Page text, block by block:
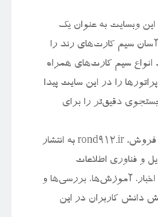
این وبسایت به عنوان یک
آسان سیم کارت‌های رند را
انواع سیم کارت‌های همراه
۰۹۱۲ و سایر اپراتورها را در این سایت پیدا
دقیق‌تر را برای
علاوه بر خرید و فروش، rond912.ir به انتشار
و فناوری اطلاعات
آموزش‌ها، بررسی‌ها و
دانش کاربران در این